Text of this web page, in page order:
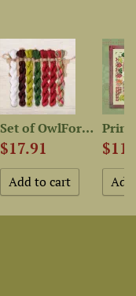
Set of OwlForest Hand-Dyed...
$17.91